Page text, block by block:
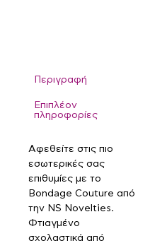
Περιγραφή
Επιπλέον
πληροφορίες
Αφεθείτε στις πιο
εσωτερικές σας
επιθυμίες με το
Bondage Couture από
την NS Novelties.
Φτιαγμένο
σχολαστικά από